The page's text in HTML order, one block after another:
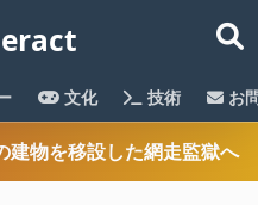
文化 技術 お
建物を移設した網走監獄へ